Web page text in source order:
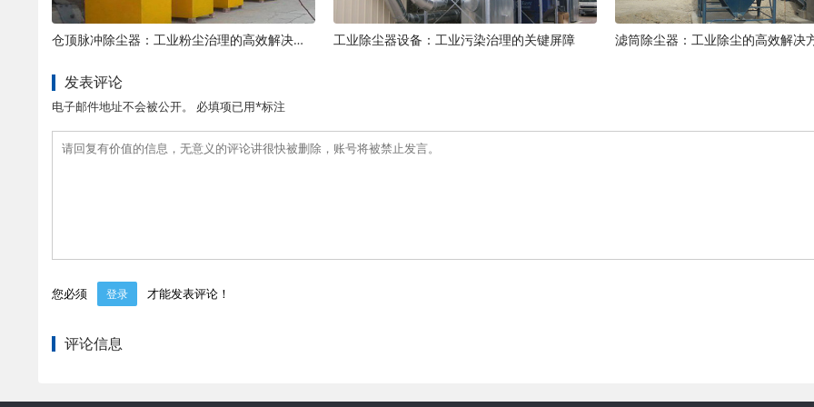
仓顶脉冲除尘器：工业粉尘治理的高效解决方案 工业除尘器设备：工业污染治理的关键屏障 滤筒除尘器：工业除尘的高效解决
发表评论
电子邮件地址不会被公开。 必填项已用*标注
您必须 登录 才能发表评论！
评论信息